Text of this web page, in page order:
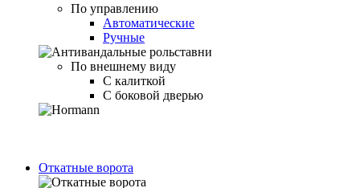
По управлению
Автоматические
Ручные
По внешнему виду
С калиткой
С боковой дверью
Откатные ворота